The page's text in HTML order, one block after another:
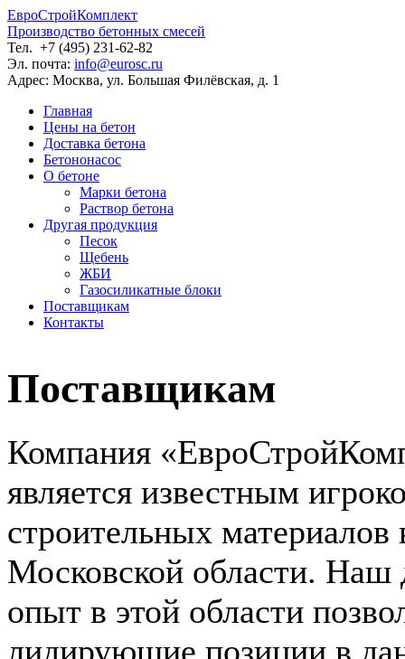
ЕвроСтройКомплект
Производство бетонных смесей
Тел. +7 (495) 231-62-82
Эл. почта: info@eurosc.ru
Адрес: Москва, ул. Большая Филёвская, д. 1
Главная
Цены на бетон
Доставка бетона
Бетононасос
О бетоне
Марки бетона
Раствор бетона
Другая продукция
Песок
Щебень
ЖБИ
Газосиликатные блоки
Поставщикам
Контакты
Поставщикам
Компания
является известным
строительных
Московской области. Наш
опыт в этой области
лидирующие позиции в